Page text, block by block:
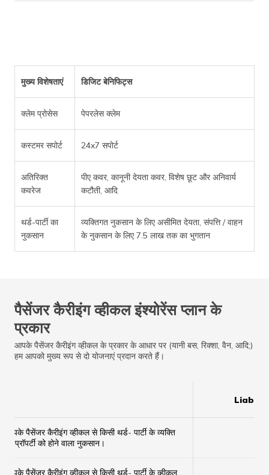
मुख्य विशेषताएं डिजिट बेनिफिट्स
क्लेम प्रोसेस पेपरलेस क्लेम
कस्टमर सपोर्ट 24x7 सपोर्ट
अतिरिक्त
कवरेज
पीए कवर, कानूनी देयता कवर, विशेष छूट और अनिवार्य
कटौती, आदि
थर्ड-पार्टी का
नुकसान
व्यक्तिगत नुकसान के लिए असीमित देयता, संपत्ति / वाहन
के नुकसान के लिए 7.5 लाख तक का भुगतान
पैसेंजर कैरीइंग व्हीकल इंश्योरेंस प्लान के
प्रकार
आपके पैसेंजर कैरीइंग व्हीकल के प्रकार के आधार पर (यानी बस, रिक्शा, वैन, आदि;)
हम आपको मुख्य रूप से दो योजनाएं प्रदान करते हैं।
आपके पैसेंजर कैरीइंग व्हीकल से किसी थर्ड- पार्टी के व्यक्ति
या प्रॉपर्टी को होने वाला नुकसान।
आपके पैसेंजर कैरीइंग व्हीकल से किसी थर्ड- पार्टी के व्हीकल